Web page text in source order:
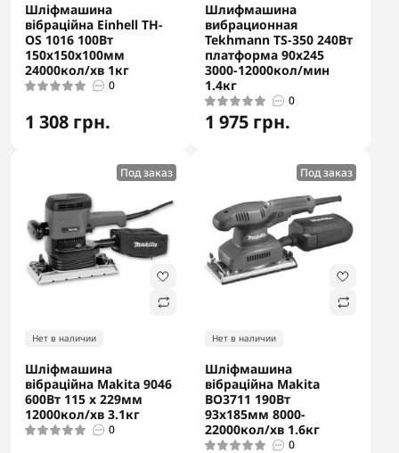
Шліфмашина
вібраційна Einhell TH-
OS 1016 100Вт
150х150х100мм
24000кол/хв 1кг
0
1 308 грн.
Шлифмашина
вибрационная
Tekhmann TS-350 240Вт
платформа 90х245
3000-12000кол/мин
1.4кг
0
1 975 грн.
Под заказ
Нет в наличии
Шліфмашина
вібраційна Makita 9046
600Вт 115 x 229мм
12000кол/хв 3.1кг
0
Под заказ
Нет в наличии
Шліфмашина
вібраційна Makita
BO3711 190Вт
93x185мм 8000-
22000кол/хв 1.6кг
0